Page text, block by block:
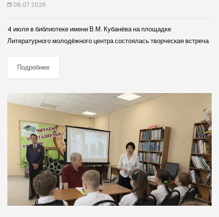
06.07.2026
4 июля в библиотеке имени В.М. Кубанёва на площадке
Литературного молодёжного центра состоялась творческая встреча
отделении Союза писателей России, которую провел прозаик и
публицист...
Подробнее